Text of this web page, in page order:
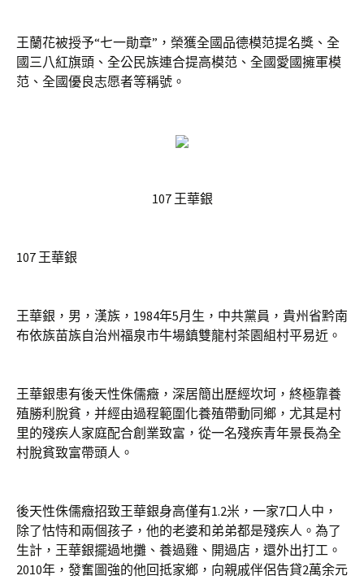
王蘭花被授予“七一勛章”，榮獲全國品德模范提名獎、全
國三八紅旗頭、全公民族連合提高模范、全國愛國擁軍模
范、全國優良志愿者等稱號。
107 王華銀
107 王華銀
王華銀，男，漢族，1984年5月生，中共黨員，貴州省黔南
布依族苗族自治州福泉市牛場鎮雙龍村茶園組村平易近。
王華銀患有後天性侏儒癥，深居簡出歷經坎坷，終極靠養
殖勝利脫貧，并經由過程範圍化養殖帶動同鄉，尤其是村
里的殘疾人家庭配合創業致富，從一名殘疾青年景長為全
村脫貧致富帶頭人。
後天性侏儒癥招致王華銀身高僅有1.2米，一家7口人中，
除了怙恃和兩個孩子，他的老婆和弟弟都是殘疾人。為了
生計，王華銀擺過地攤、養過雞、開過店，還外出打工。
2010年，發奮圖強的他回抵家鄉，向親戚伴侶告貸2萬余元